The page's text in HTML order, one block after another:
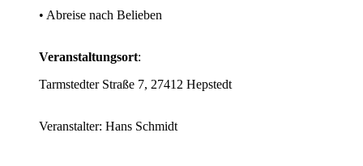
• Abreise nach Belieben
Veranstaltungsort:
Tarmstedter Straße 7, 27412 Hepstedt
Veranstalter: Hans Schmidt